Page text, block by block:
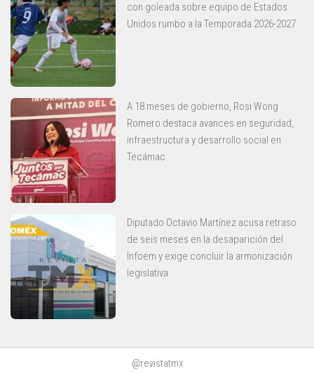
con goleada sobre equipo de Estados
Unidos rumbo a la Temporada 2026-2027
A 18 meses de gobierno, Rosi Wong
Romero destaca avances en seguridad,
infraestructura y desarrollo social en
Tecámac
Diputado Octavio Martínez acusa retraso
de seis meses en la desaparición del
Infoem y exige concluir la armonización
legislativa
@revistatmx